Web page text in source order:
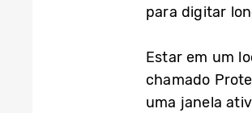
para digitar
Estar em um
chamado
uma janela